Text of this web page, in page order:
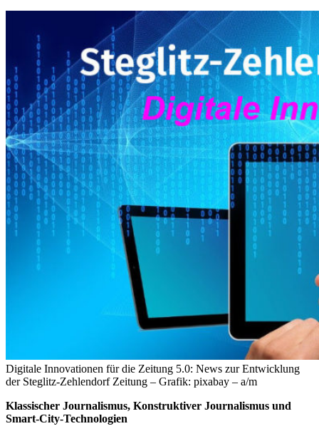
Digitale Innovationen für die Zeitung 5.0: News zur Entwicklung
der Steglitz-Zehlendorf Zeitung – Grafik: pixabay – a/m
Klassischer Journalismus, Konstruktiver Journalismus und
Smart-City-Technologien